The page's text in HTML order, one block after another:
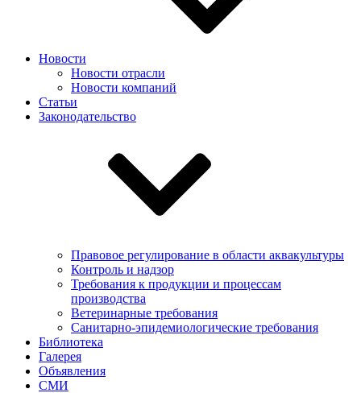
Новости
Новости отрасли
Новости компаний
Статьи
Законодательство
Правовое регулирование в области аквакультуры
Контроль и надзор
Требования к продукции и процессам
производства
Ветеринарные требования
Санитарно-эпидемиологические требования
Библиотека
Галерея
Объявления
СМИ